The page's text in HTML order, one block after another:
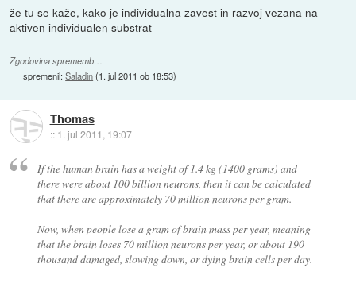
že tu se kaže, kako je individualna zavest in razvoj vezana na
aktiven individualen substrat
Zgodovina sprememb…
spremenil:Saladin(1. jul 2011 ob 18:53)
Thomas
:: 1. jul 2011, 19:07
If the human brain has a weight of 1.4 kg (1400 grams) and
there were about 100 billion neurons, then it can be calculated
that there are approximately 70 million neurons per gram.
Now, when people lose a gram of brain mass per year, meaning
that the brain loses 70 million neurons per year, or about 190
thousand damaged, slowing down, or dying brain cells per day.